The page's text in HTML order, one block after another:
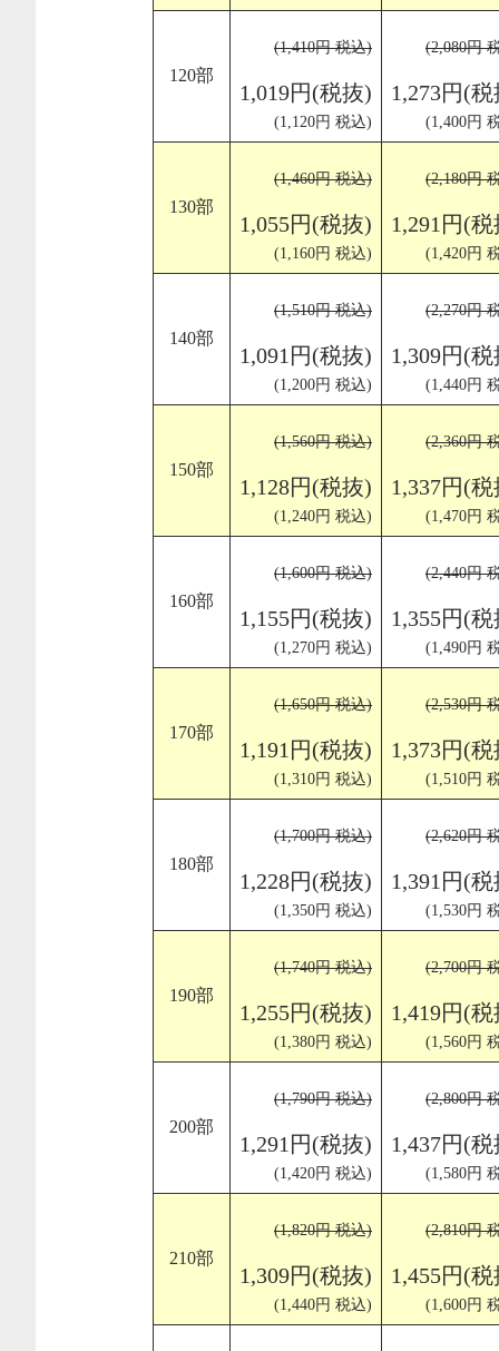
120部
(1,410円 税込)
1,019円(税抜)
(1,120円 税込)
(2,080円
1,273円(
(1,400円
130部
(1,460円 税込)
1,055円(税抜)
(1,160円 税込)
(2,180円
1,291円(
(1,420円
140部
(1,510円 税込)
1,091円(税抜)
(1,200円 税込)
(2,270円
1,309円(
(1,440円
150部
(1,560円 税込)
1,128円(税抜)
(1,240円 税込)
(2,360円
1,337円(
(1,470円
160部
(1,600円 税込)
1,155円(税抜)
(1,270円 税込)
(2,440円
1,355円(
(1,490円
170部
(1,650円 税込)
1,191円(税抜)
(1,310円 税込)
(2,530円
1,373円(
(1,510円
180部
(1,700円 税込)
1,228円(税抜)
(1,350円 税込)
(2,620円
1,391円(
(1,530円
190部
(1,740円 税込)
1,255円(税抜)
(1,380円 税込)
(2,700円
1,419円(
(1,560円
200部
(1,790円 税込)
1,291円(税抜)
(1,420円 税込)
(2,800円
1,437円(
(1,580円
210部
(1,820円 税込)
1,309円(税抜)
(1,440円 税込)
(2,810円
1,455円(
(1,600円